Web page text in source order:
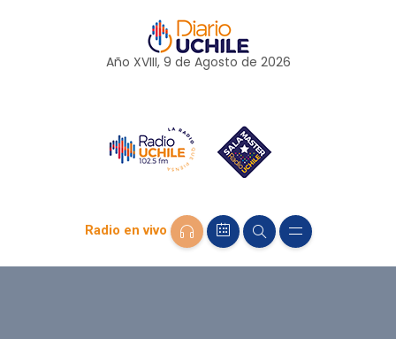
Año XVIII, 9 de Agosto de 2026
Radio en vivo